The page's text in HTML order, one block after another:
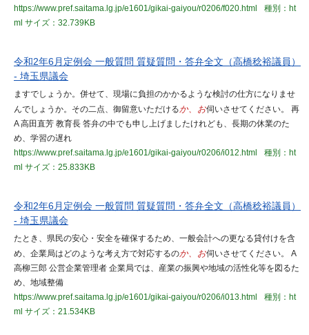
https://www.pref.saitama.lg.jp/e1601/gikai-gaiyou/r0206/f020.html
種別：ht
ml サイズ：32.739KB
令和2年6月定例会 一般質問 質疑質問・答弁全文（高橋稔裕議員）
- 埼玉県議会
ますでしょうか。併せて、現場に負担のかかるような検討の仕方になりませ
んでしょうか。その二点、御留意いただけるか、お伺いさせてください。 再
A 高田直芳 教育長 答弁の中でも申し上げましたけれども、長期の休業のた
め、学習の遅れ
https://www.pref.saitama.lg.jp/e1601/gikai-gaiyou/r0206/i012.html
種別：ht
ml サイズ：25.833KB
令和2年6月定例会 一般質問 質疑質問・答弁全文（高橋稔裕議員）
- 埼玉県議会
たとき、県民の安心・安全を確保するため、一般会計への更なる貸付けを含
め、企業局はどのような考え方で対応するのか、お伺いさせてください。 A
高柳三郎 公営企業管理者 企業局では、産業の振興や地域の活性化等を図るた
め、地域整備
https://www.pref.saitama.lg.jp/e1601/gikai-gaiyou/r0206/i013.html
種別：ht
ml サイズ：21.534KB